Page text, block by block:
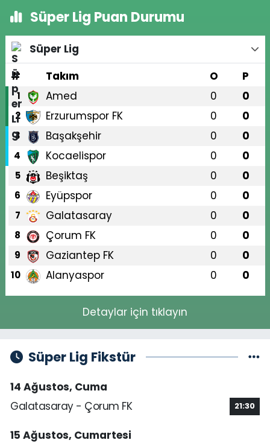
Süper Lig Puan Durumu
Süper Lig
#
Takım O P
1 Amed 0 0
2 Erzurumspor FK 0 0
3 Başakşehir 0 0
4 Kocaelispor 0 0
5 Beşiktaş 0 0
6 Eyüpspor 0 0
7 Galatasaray 0 0
8 Çorum FK 0 0
9 Gaziantep FK 0 0
10 Alanyaspor 0 0
Detaylar için tıklayın
Süper Lig Fikstür
14 Ağustos, Cuma
Galatasaray - Çorum FK
21:30
15 Ağustos, Cumartesi